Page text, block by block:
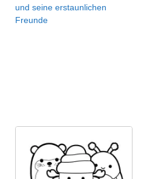
und seine erstaunlichen
Freunde